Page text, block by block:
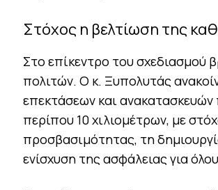
Στόχος η βελτίωση της
Στο επίκεντρο του σχεδιασμού
πολιτών. Ο κ. Ξυπολυτάς
επεκτάσεων και
περίπου 10 χιλιομέτρων, με
προσβασιμότητας, τη
ενίσχυση της ασφάλειας για